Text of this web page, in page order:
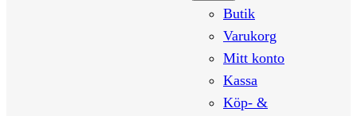
Butik
Varukorg
Mitt konto
Kassa
Köp- &